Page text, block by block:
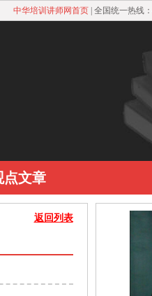
中华培训讲师网首页| 全国统一热线：
点文章
返回列表